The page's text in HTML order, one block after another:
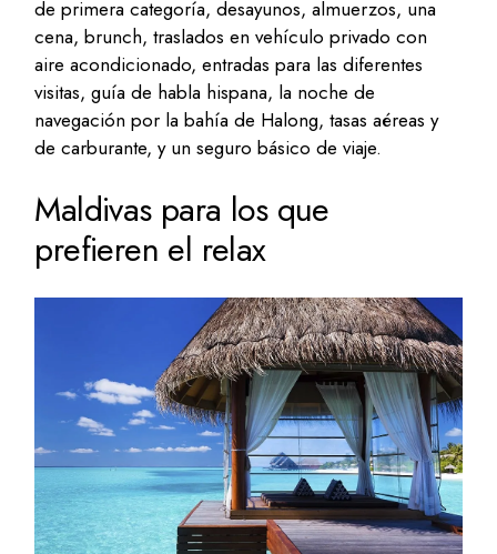
de primera categoría, desayunos, almuerzos, una
cena, brunch, traslados en vehículo privado con
aire acondicionado, entradas para las diferentes
visitas, guía de habla hispana, la noche de
navegación por la bahía de Halong, tasas aéreas y
de carburante, y un seguro básico de viaje.
Maldivas para los que
prefieren el relax